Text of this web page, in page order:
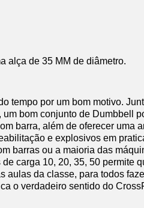
alça de 35 MM de diâmetro.
tempo por um bom motivo.
bom conjunto de Dumbbell
barra, além de oferecer uma
e explosivos em
barras ou a maioria das
carga 10, 20, 35, 50 permite
aulas da classe, para todos
o verdadeiro sentido do